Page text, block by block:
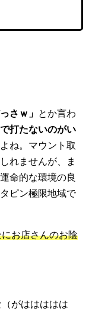
さｗ」 とか言わ
打たないのがい
ね。マウント取
れませんが、ま
命的な環境の良
ピン極限地域で
お店さんのお陰
がははははは